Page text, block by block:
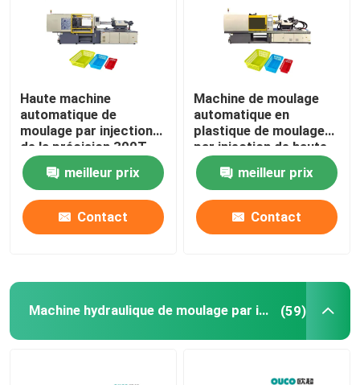
Haute machine
automatique de
moulage par injection
de la précision 300T
avec le guide linéaire
meilleur prix
Contact
Machine de moulage
automatique en
plastique de moulage
par injection de haute
précision de PVC
meilleur prix
Contact
Machine hydraulique de moulage par injection (59)